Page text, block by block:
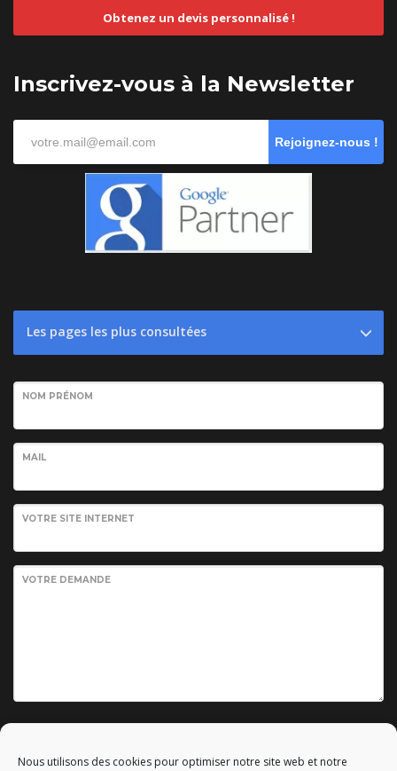
Nous utilisons des cookies pour optimiser notre site web et notre
Obtenez un devis personnalisé !
Inscrivez-vous à la Newsletter
Rejoignez-nous !
Les pages les plus consultées
NOM PRÉNOM
MAIL
VOTRE SITE INTERNET
VOTRE DEMANDE